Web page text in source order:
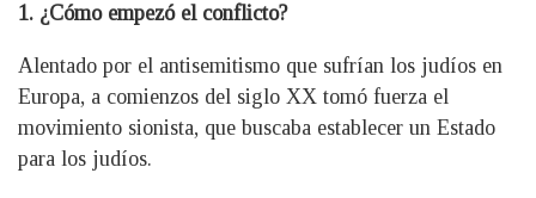
1. ¿Cómo empezó el conflicto?
Alentado por el antisemitismo que sufrían los judíos en
Europa, a comienzos del siglo XX tomó fuerza el
movimiento sionista, que buscaba establecer un Estado
para los judíos.